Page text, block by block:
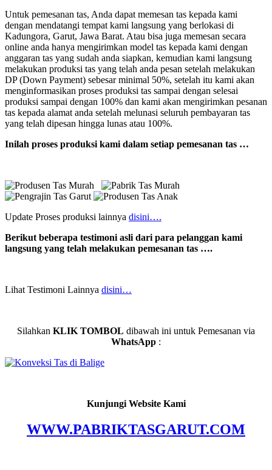
Untuk pemesanan tas, Anda dapat memesan tas kepada kami
dengan mendatangi tempat kami langsung yang berlokasi di
Kadungora, Garut, Jawa Barat. Atau bisa juga memesan secara
online anda hanya mengirimkan model tas kepada kami dengan
anggaran tas yang sudah anda siapkan, kemudian kami langsung
melakukan produksi tas yang telah anda pesan setelah melakukan
DP (Down Payment) sebesar minimal 50%, setelah itu kami akan
menginformasikan proses produksi tas sampai dengan selesai
produksi sampai dengan 100% dan kami akan mengirimkan pesanan
tas kepada alamat anda setelah melunasi seluruh pembayaran tas
yang telah dipesan hingga lunas atau 100%.
Inilah proses produksi kami dalam setiap pemesanan tas …
Update Proses produksi lainnya disini….
Berikut beberapa testimoni asli dari para pelanggan kami
langsung yang telah melakukan pemesanan tas ….
Lihat Testimoni Lainnya disini…
Silahkan KLIK TOMBOL dibawah ini untuk Pemesanan via
WhatsApp :
Kunjungi Website Kami
WWW.PABRIKTASGARUT.COM